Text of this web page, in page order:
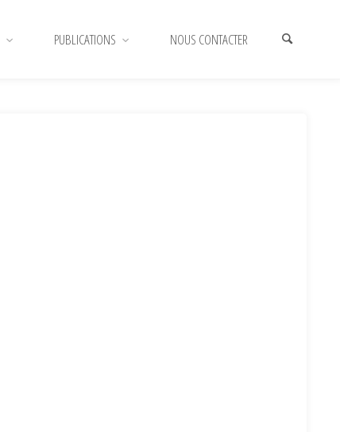
PUBLICATIONS NOUS CONTACTER